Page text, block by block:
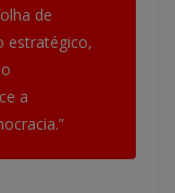
de
estratégico,
a